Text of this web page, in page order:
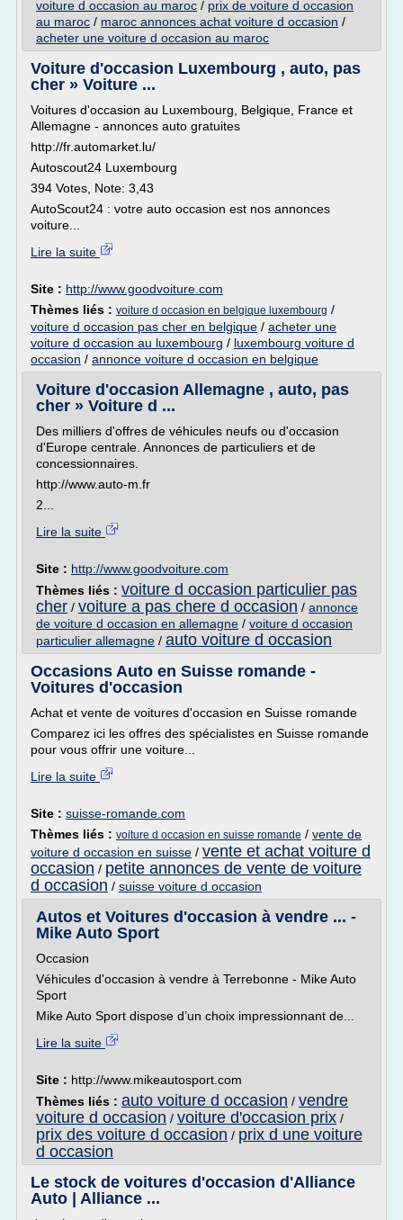
voiture d occasion au maroc / prix de voiture d occasion
au maroc / maroc annonces achat voiture d occasion /
acheter une voiture d occasion au maroc
Voiture d'occasion Luxembourg , auto, pas
cher » Voiture ...
Voitures d'occasion au Luxembourg, Belgique, France et
Allemagne - annonces auto gratuites
http://fr.automarket.lu/
Autoscout24 Luxembourg
394 Votes, Note: 3,43
AutoScout24 : votre auto occasion est nos annonces
voiture...
Lire la suite
Site : http://www.goodvoiture.com
Thèmes liés : voiture d occasion en belgique luxembourg /
voiture d occasion pas cher en belgique / acheter une
voiture d occasion au luxembourg / luxembourg voiture d
occasion / annonce voiture d occasion en belgique
Voiture d'occasion Allemagne , auto, pas
cher » Voiture d ...
Des milliers d'offres de véhicules neufs ou d'occasion
d'Europe centrale. Annonces de particuliers et de
concessionnaires.
http://www.auto-m.fr
2...
Lire la suite
Site : http://www.goodvoiture.com
Thèmes liés : voiture d occasion particulier pas
cher / voiture a pas chere d occasion / annonce
de voiture d occasion en allemagne / voiture d occasion
particulier allemagne / auto voiture d occasion
Occasions Auto en Suisse romande -
Voitures d'occasion
Achat et vente de voitures d'occasion en Suisse romande
Comparez ici les offres des spécialistes en Suisse romande
pour vous offrir une voiture...
Lire la suite
Site : suisse-romande.com
Thèmes liés : voiture d occasion en suisse romande / vente de
voiture d occasion en suisse / vente et achat voiture d
occasion / petite annonces de vente de voiture
d occasion / suisse voiture d occasion
Autos et Voitures d'occasion à vendre ... -
Mike Auto Sport
Occasion
Véhicules d'occasion à vendre à Terrebonne - Mike Auto
Sport
Mike Auto Sport dispose d’un choix impressionnant de...
Lire la suite
Site : http://www.mikeautosport.com
Thèmes liés : auto voiture d occasion / vendre
voiture d occasion / voiture d'occasion prix /
prix des voiture d occasion / prix d une voiture
d occasion
Le stock de voitures d'occasion d'Alliance
Auto | Alliance ...